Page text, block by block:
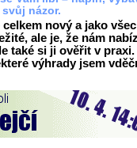
názor.
nový a jako
ale je, že nám
také si ji ověřit v praxi.
výhrady jsem